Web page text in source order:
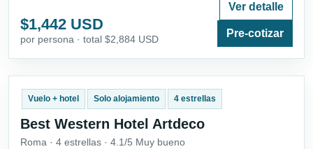
$1,442 USD
por persona · total $2,884 USD
Ver detalle
Pre-cotizar
Vuelo + hotel Solo alojamiento 4 estrellas
Best Western Hotel Artdeco
Roma · 4 estrellas · 4.1/5 Muy bueno